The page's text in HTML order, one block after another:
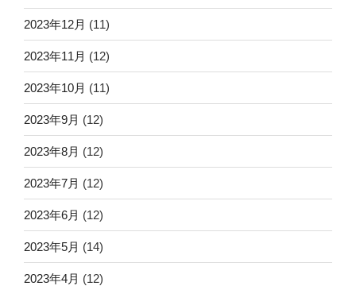
2023年12月 (11)
2023年11月 (12)
2023年10月 (11)
2023年9月 (12)
2023年8月 (12)
2023年7月 (12)
2023年6月 (12)
2023年5月 (14)
2023年4月 (12)